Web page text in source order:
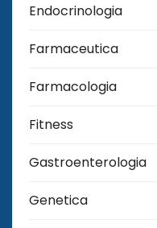
Endocrinologia
Farmaceutica
Farmacologia
Fitness
Gastroenterologia
Genetica